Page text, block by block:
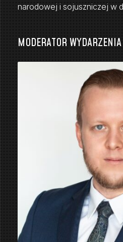
narodowej i sojuszniczej w
MODERATOR WYDARZENIA